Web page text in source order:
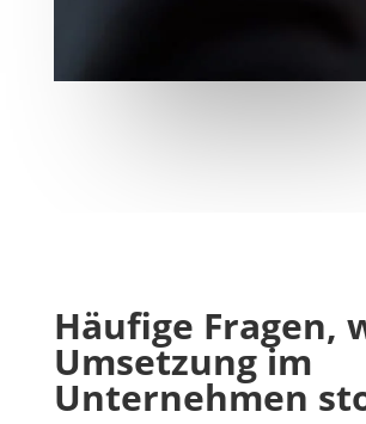
Häufige Fragen,
Umsetzung im
Unternehmen